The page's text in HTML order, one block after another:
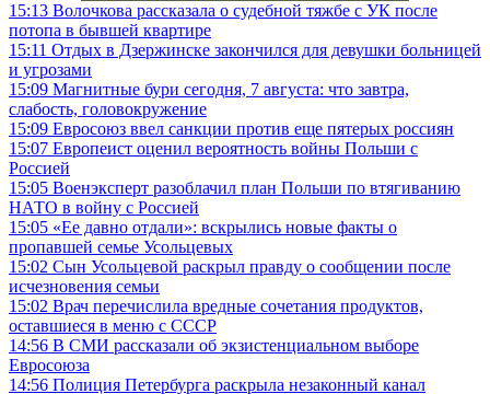
15:13 Волочкова рассказала о судебной тяжбе с УК после
потопа в бывшей квартире
15:11 Отдых в Дзержинске закончился для девушки больницей
и угрозами
15:09 Магнитные бури сегодня, 7 августа: что завтра,
слабость, головокружение
15:09 Евросоюз ввел санкции против еще пятерых россиян
15:07 Европеист оценил вероятность войны Польши с
Россией
15:05 Военэксперт разоблачил план Польши по втягиванию
НАТО в войну с Россией
15:05 «Ее давно отдали»: вскрылись новые факты о
пропавшей семье Усольцевых
15:02 Сын Усольцевой раскрыл правду о сообщении после
исчезновения семьи
15:02 Врач перечислила вредные сочетания продуктов,
оставшиеся в меню с СССР
14:56 В СМИ рассказали об экзистенциальном выборе
Евросоюза
14:56 Полиция Петербурга раскрыла незаконный канал